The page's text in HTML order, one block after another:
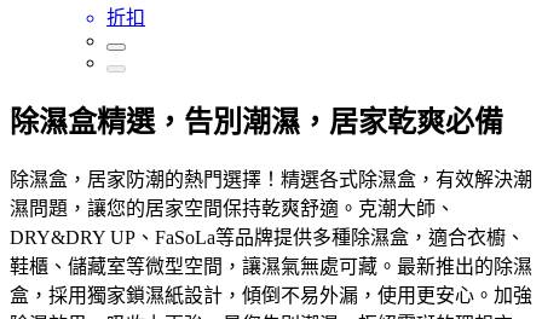
折扣
除濕盒精選，告別潮濕，居家乾爽必備
除濕盒，居家防潮的熱門選擇！精選各式除濕盒，有效解決潮
濕問題，讓您的居家空間保持乾爽舒適。克潮大師、
DRY&DRY UP、FaSoLa等品牌提供多種除濕盒，適合衣櫥、
鞋櫃、儲藏室等微型空間，讓濕氣無處可藏。最新推出的除濕
盒，採用獨家鎖濕紙設計，傾倒不易外漏，使用更安心。加強